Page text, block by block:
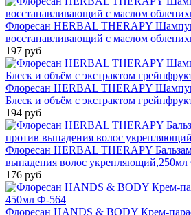
Флоресан HERBAL THERAPY
восстанавливающий с маслом
197 руб
Флоресан HERBAL THERAPY
Блеск и объём с экстрактом
194 руб
Флоресан HERBAL THERAPY
выпадения волос
176 руб
Флоресан HANDS & BODY Крем-